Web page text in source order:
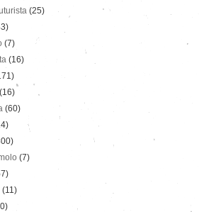
(25)
(7)
(16)
(16)
(60)
(7)
(11)